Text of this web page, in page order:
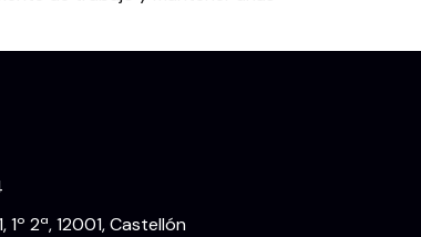
1º 2ª, 12001, Castellón